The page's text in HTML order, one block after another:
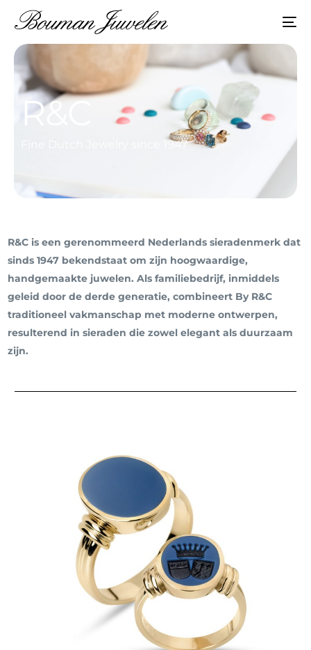
R&C
Fine Dutch Jewelry since 1947
R&C is een gerenommeerd Nederlands sieradenmerk dat
sinds 1947 bekendstaat om zijn hoogwaardige,
handgemaakte juwelen. Als familiebedrijf, inmiddels
geleid door de derde generatie, combineert By R&C
traditioneel vakmanschap met moderne ontwerpen,
resulterend in sieraden die zowel elegant als duurzaam
zijn.